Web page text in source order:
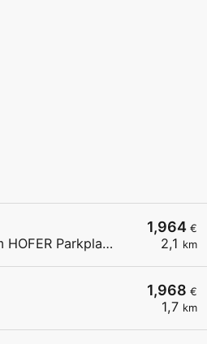
1,964 €
2,1 km
Bahnhofstrasse 26 (am HOFER Parkplatz)
1,968 €
1,7 km